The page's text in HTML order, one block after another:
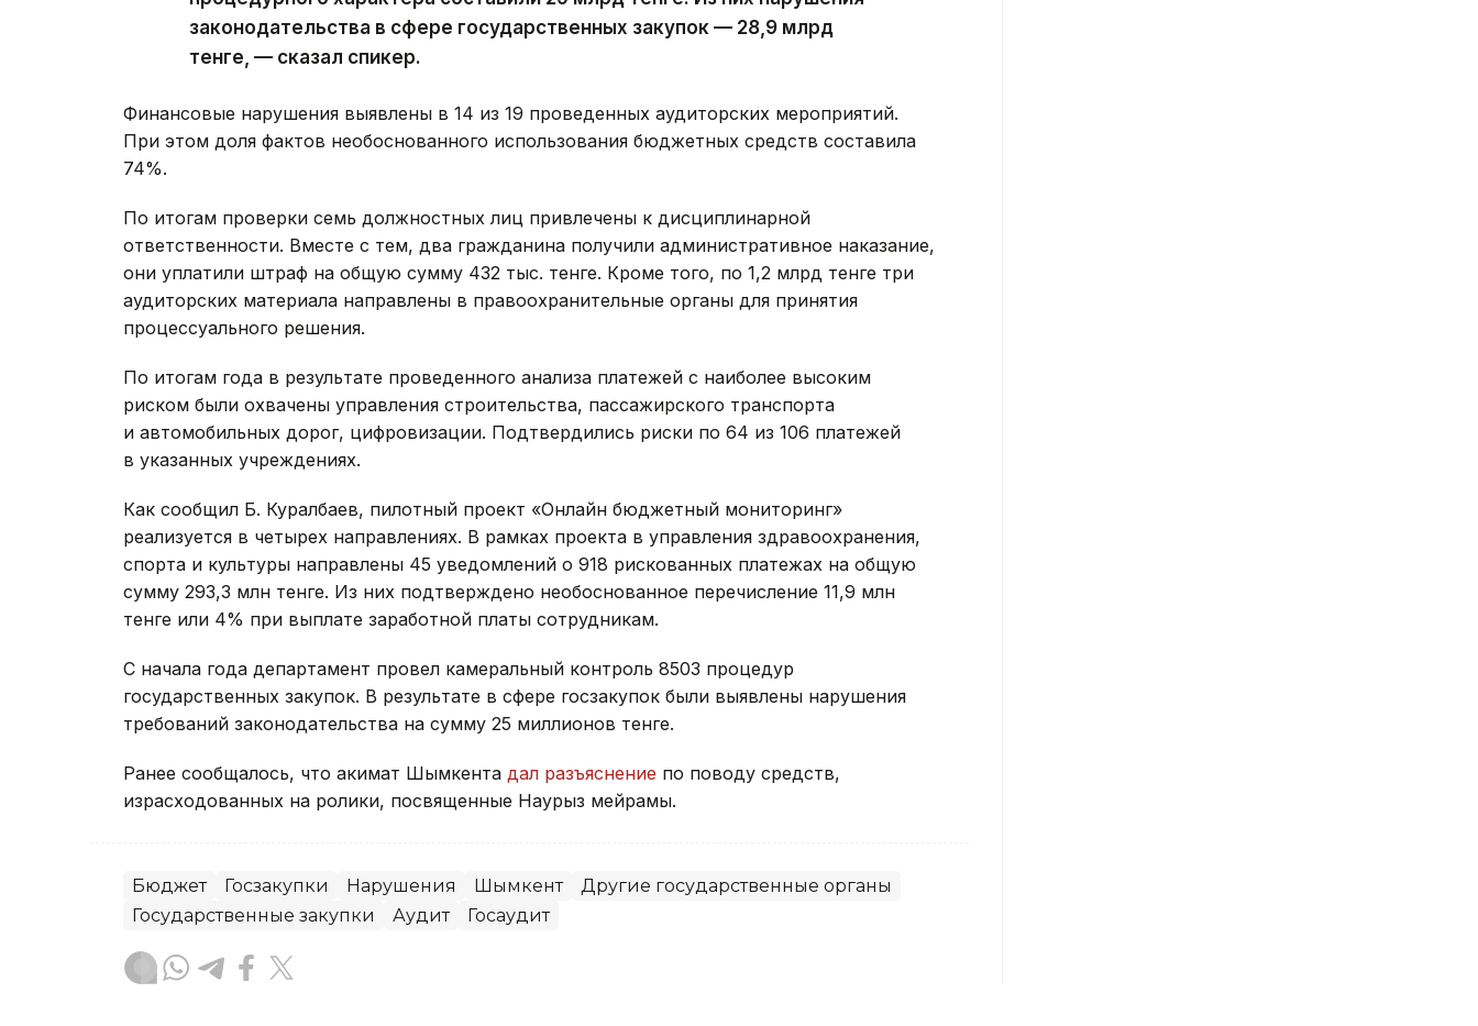
законодательства в сфере государственных закупок — 28,9 млрд
тенге, — сказал спикер.
Финансовые нарушения выявлены в 14 из 19 проведенных аудиторских мероприятий.
При этом доля фактов необоснованного использования бюджетных средств составила
74%.
По итогам проверки семь должностных лиц привлечены к дисциплинарной
ответственности. Вместе с тем, два гражданина получили административное наказание,
они уплатили штраф на общую сумму 432 тыс. тенге. Кроме того, по 1,2 млрд тенге три
аудиторских материала направлены в правоохранительные органы для принятия
процессуального решения.
По итогам года в результате проведенного анализа платежей с наиболее высоким
риском были охвачены управления строительства, пассажирского транспорта
и автомобильных дорог, цифровизации. Подтвердились риски по 64 из 106 платежей
в указанных учреждениях.
Как сообщил Б. Куралбаев, пилотный проект «Онлайн бюджетный мониторинг»
реализуется в четырех направлениях. В рамках проекта в управления здравоохранения,
спорта и культуры направлены 45 уведомлений о 918 рискованных платежах на общую
сумму 293,3 млн тенге. Из них подтверждено необоснованное перечисление 11,9 млн
тенге или 4% при выплате заработной платы сотрудникам.
С начала года департамент провел камеральный контроль 8503 процедур
государственных закупок. В результате в сфере госзакупок были выявлены нарушения
требований законодательства на сумму 25 миллионов тенге.
Ранее сообщалось, что акимат Шымкента дал разъяснение по поводу средств,
израсходованных на ролики, посвященные Наурыз мейрамы.
Бюджет Госзакупки Нарушения Шымкент
Другие государственные органы
Государственные закупки
Аудит Госаудит